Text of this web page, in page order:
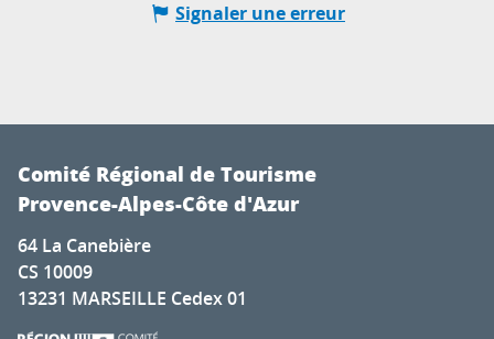
Signaler une erreur
Comité Régional de Tourisme
Provence-Alpes-Côte d'Azur
64 La Canebière
CS 10009
13231 MARSEILLE Cedex 01